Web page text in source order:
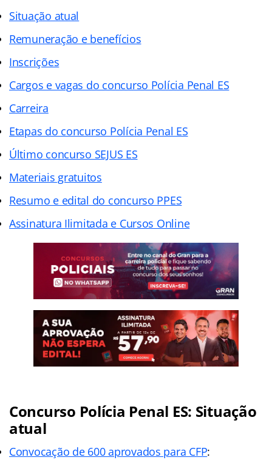
Situação atual
Remuneração e benefícios
Inscrições
Cargos e vagas do concurso Polícia Penal ES
Carreira
Etapas do concurso Polícia Penal ES
Último concurso SEJUS ES
Materiais gratuitos
Resumo e edital do concurso PPES
Assinatura Ilimitada e Cursos Online
Concurso Polícia Penal ES: Situação
atual
Convocação de 600 aprovados para CFP: